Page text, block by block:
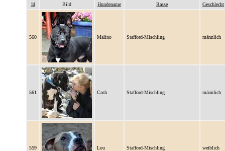
Id Bild Hundename Rasse Geschlecht
560 Malino Stafford-Mischling männlich
561 Cash Stafford-Mischling männlich
559 Lou Stafford-Mischling weiblich